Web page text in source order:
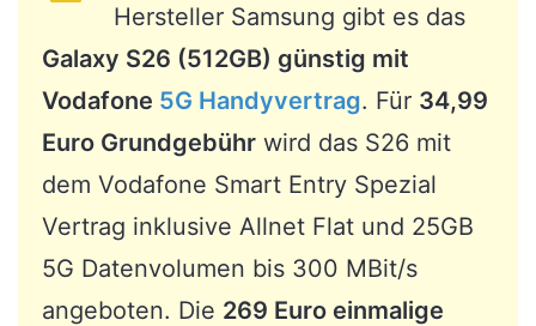
Hersteller Samsung gibt es das
Galaxy S26 (512GB) günstig mit
Vodafone 5G Handyvertrag. Für 34,99
Euro Grundgebühr wird das S26 mit
dem Vodafone Smart Entry Spezial
Vertrag inklusive Allnet Flat und 25GB
5G Datenvolumen bis 300 MBit/s
angeboten. Die 269 Euro einmalige